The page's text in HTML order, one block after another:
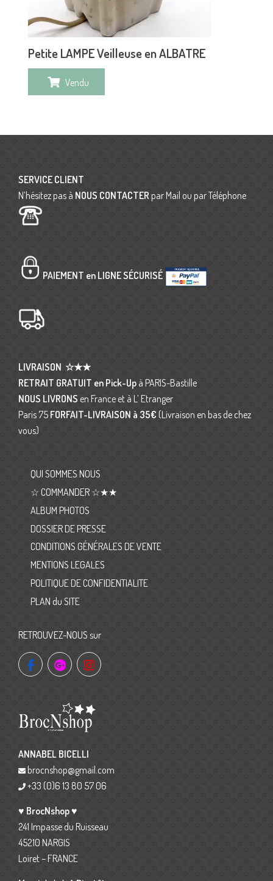
Petite LAMPE Veilleuse en ALBATRE
Vendu
SERVICE CLIENT
N’hésitez pas à NOUS CONTACTER par Mail ou par Téléphone
PAIEMENT en LIGNE SÉCURISÉ
LIVRAISON ☆★★
RETRAIT GRATUIT en Pick-Up à PARIS-Bastille
NOUS LIVRONS en France et à L’ Etranger
Paris 75 FORFAIT-LIVRAISON à 35€ (Livraison en bas de chez
vous)
QUI SOMMES NOUS
☆ COMMANDER ☆★★
ALBUM PHOTOS
DOSSIER DE PRESSE
CONDITIONS GÉNÉRALES DE VENTE
MENTIONS LEGALES
POLITIQUE DE CONFIDENTIALITE
PLAN du SITE
RETROUVEZ-NOUS sur
ANNABEL BICELLI
brocnshop@gmail.com
+33 (0)6 13 80 57 06
♥ BrocNshop ♥
241 Impasse du Ruisseau
45210 NARGIS
Loiret – FRANCE